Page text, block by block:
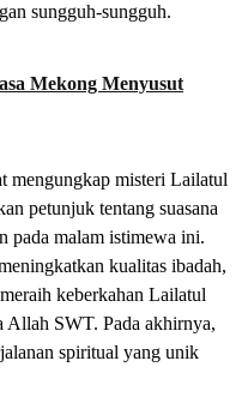
sungguh-sungguh.
Mekong Menyusut
mengungkap misteri Lailatul
petunjuk tentang suasana
pada malam istimewa ini.
kualitas ibadah,
keberkahan Lailatul
Allah SWT. Pada akhirnya,
spiritual yang unik